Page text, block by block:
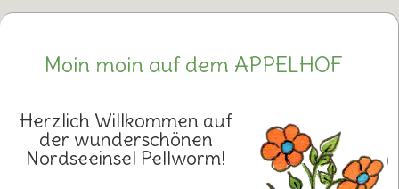
Moin moin auf dem APPELHOF
Herzlich Willkommen auf
der wunderschönen
Nordseeinsel Pellworm!